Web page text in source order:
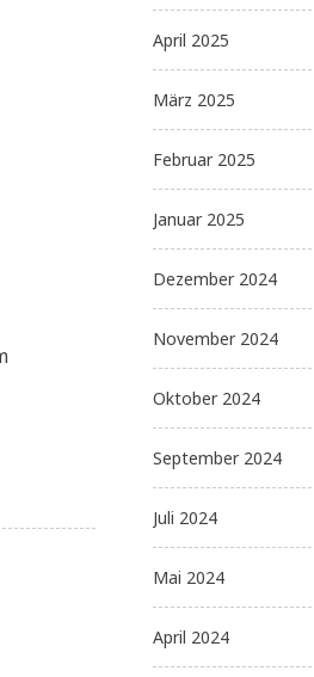
April 2025
März 2025
Februar 2025
Januar 2025
Dezember 2024
November 2024
Oktober 2024
September 2024
Juli 2024
Mai 2024
April 2024